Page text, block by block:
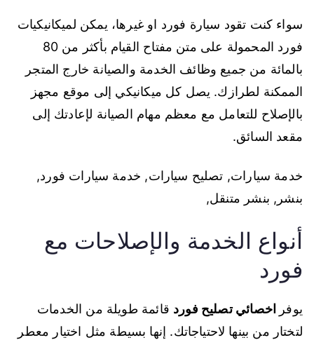
سواء كنت تقود سيارة فورد او غيرها، يمكن لميكانيكيات
فورد المحمولة على متن مفتاح القيام بأكثر من 80
بالمائة من جميع وظائف الخدمة والصيانة خارج المتجر
الممكنة لطرازك. يصل كل ميكانيكي إلى موقع مجهز
بالإصلاح للتعامل مع معظم مهام الصيانة لإعادتك إلى
مقعد السائق.
خدمة سيارات, تصليح سيارات, خدمة سيارات فورد,
بنشر, بنشر متنقل,
أنواع الخدمة والإصلاحات مع
فورد
يوفر اخصائي تصليح فورد قائمة طويلة من الخدمات
لتختار من بينها لاحتياجاتك. إنها بسيطة مثل اختيار معطر